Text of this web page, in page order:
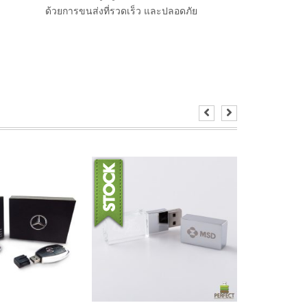
ด้วยการขนส่งที่รวดเร็ว และปลอดภัย